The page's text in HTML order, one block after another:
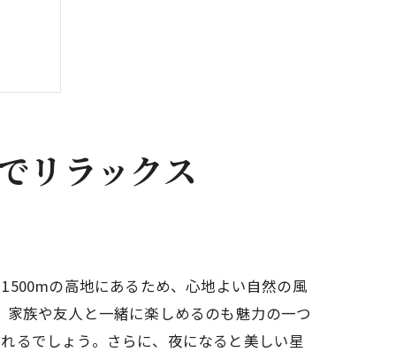
リラックス
の高地にあるため、心地よい自然の風
族や友人と一緒に楽しめるのも魅力の一つ
るでしょう。さらに、夜になると美しい星